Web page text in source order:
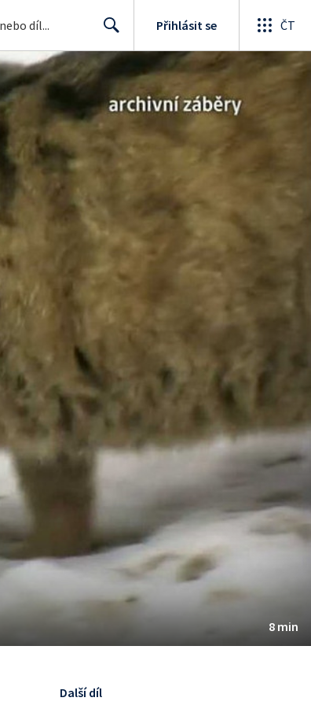
Search
Přihlásit se ČT
8 min
Další díl